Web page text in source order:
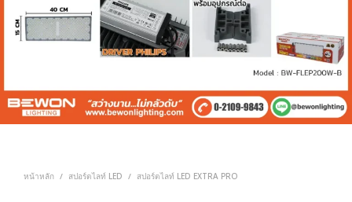
หน้าหลัก / สปอร์ตไลท์ LED / สปอร์ตไลท์ LED EXTRA PRO